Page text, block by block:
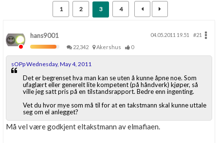
Skaff dokumentasjon som mangler
Kundeservice
Få svar på det du lurer på
Kom i gang med Boligmappa
Se din bolig? Klikk her
Boligmappa+
1 2 3 4
hans9001 04.05.2011 19.51
#21
22,342
Akershus 0
sOPp Wednesday, May 4, 2011
Det er begrenset hva man kan se uten å kunne åpne noe. Som
ufaglært eller generelt lite kompetent (på håndverk) kjøper, så
ville jeg satt pris på en tilstandsrapport. Bedre enn ingenting.
Vet du hvor mye som må til for at en takstmann skal kunne uttale
seg om el anlegget?
Må vel være godkjent eltakstmann av elmafiaen.